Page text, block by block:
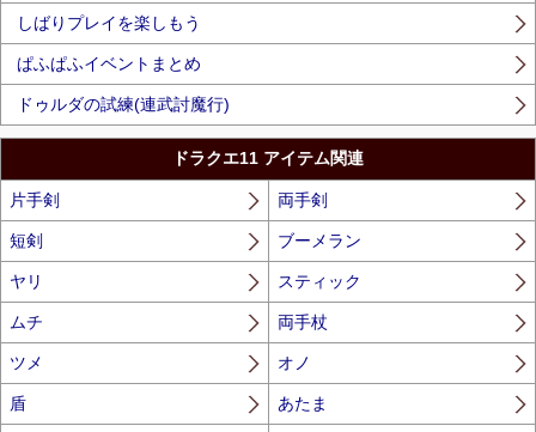
しばりプレイを楽しもう
ぱふぱふイベントまとめ
ドゥルダの試練(連武討魔行)
ドラクエ11 アイテム関連
片手剣 両手剣
短剣 ブーメラン
ヤリ スティック
ムチ 両手杖
ツメ オノ
盾 あたま